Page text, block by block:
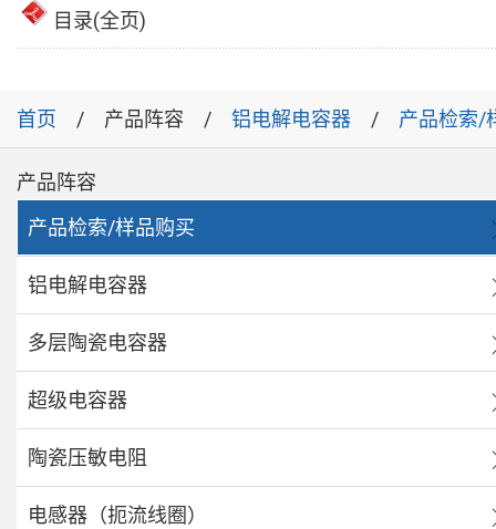
目录(全页)
首页 产品阵容 铝电解电容器 产品检索/
产品阵容
产品检索/样品购买
铝电解电容器
多层陶瓷电容器
超级电容器
陶瓷压敏电阻
电感器（扼流线圈）